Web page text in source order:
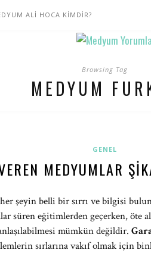
ALİ HOCA KİMDİR?
Browsing Tag
MEDYUM
GENEL
MEDYUMLAR
şeyin belli bir sırrı ve bilgisi
süren eğitimlerden geçerken, öte
mümkün değildir.
sırlarına vakıf olmak için